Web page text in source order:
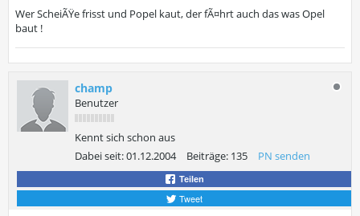
Wer ScheiÃŸe frisst und Popel kaut, der fÃ¤hrt auch das was Opel
baut !
champ
Benutzer
Kennt sich schon aus
Dabei seit:01.12.2004 Beiträge: 135 PN senden
Teilen
Tweet